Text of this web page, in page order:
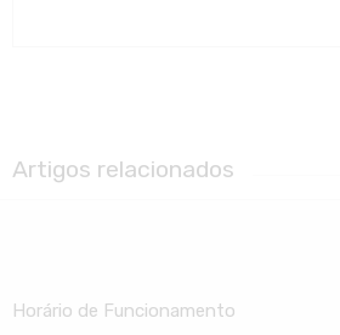
Artigos relacionados
Horário de Funcionamento